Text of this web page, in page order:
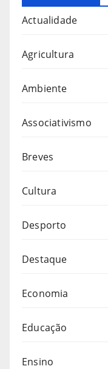
Actualidade
Agricultura
Ambiente
Associativismo
Breves
Cultura
Desporto
Destaque
Economia
Educação
Ensino